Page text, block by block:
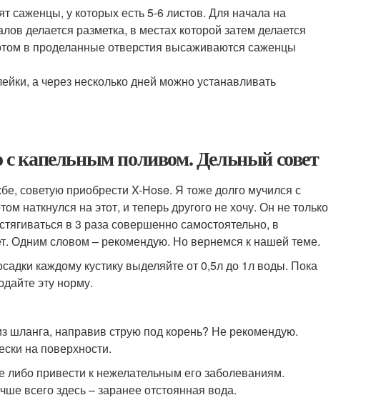
саженцы, у которых есть 5-6 листов. Для начала на
делается разметка, в местах которой затем делается
в проделанные отверстия высаживаются саженцы
а через несколько дней можно устанавливать
капельным поливом. Дельный совет
советую приобрести X-Hose. Я тоже долго мучился с
на этот, и теперь другого не хочу. Он не только
в 3 раза совершенно самостоятельно, в
Одним словом – рекомендую. Но вернемся к нашей теме.
каждому кустику выделяйте от 0,5л до 1л воды. Пока
эту норму.
шланга, направив струю под корень? Не рекомендую.
на поверхности.
привести к нежелательным его заболеваниям.
всего здесь – заранее отстоянная вода.